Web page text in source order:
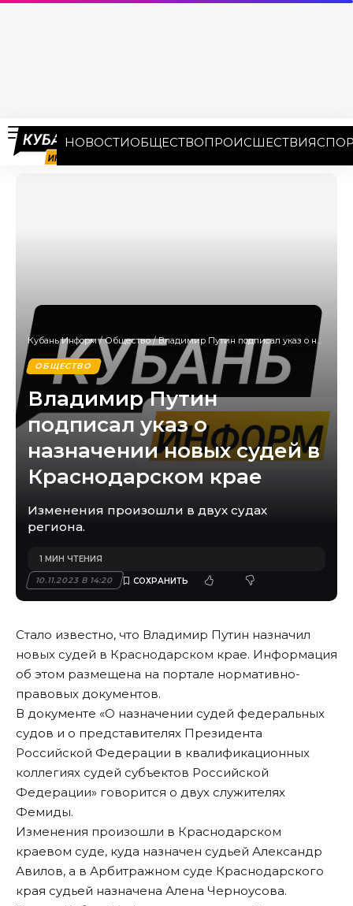
НОВОСТИОБЩЕСТВОПРОИСШЕСТВИЯ
Кубань Информ/Общество/Владимир Путин подписал указ о назначении новых судей в Краснодарском крае
ОБЩЕСТВО
Владимир Путин
подписал указ о
назначении новых судей в
Краснодарском крае
Изменения произошли в двух судах
региона.
10.11.2023 В 14:20
1 МИН ЧТЕНИЯ
Стало известно, что Владимир Путин назначил
новых судей в Краснодарском крае. Информация
об этом размещена на портале нормативно-
правовых документов.
В документе «О назначении судей федеральных
судов и о представителях Президента
Российской Федерации в квалификационных
коллегиях судей субъектов Российской
Федерации» говорится о двух служителях
Фемиды.
Изменения произошли в Краснодарском
краевом суде, куда назначен судьей Александр
Авилов, а в Арбитражном суде Краснодарского
края судьей назначена Алена Черноусова.